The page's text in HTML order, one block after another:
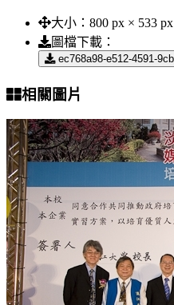
大小： 800 px × 533
圖檔下載：
ec768a98-e512-4591-
相關圖片